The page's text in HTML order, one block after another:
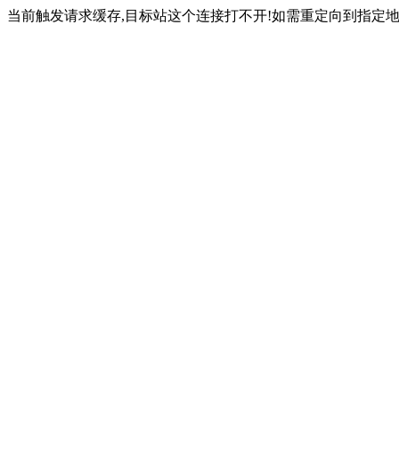
当前触发请求缓存,目标站这个连接打不开!如需重定向到指定